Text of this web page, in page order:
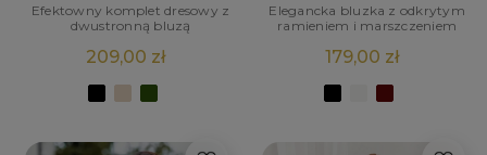
Efektowny komplet dresowy z
dwustronną bluzą
209,00 zł
Elegancka bluzka z odkrytym
ramieniem i marszczeniem
179,00 zł